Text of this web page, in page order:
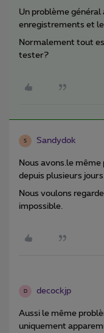
Un problème
enregistrements et
Normalement tout
tester?
S Sandydok
Nous avons.le même
depuis plusieurs
Nous voulons
impossible.
D decockjp
Aussi le même
uniquement